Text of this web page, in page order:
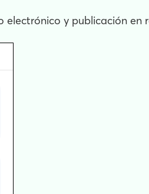
electrónico y publicación en